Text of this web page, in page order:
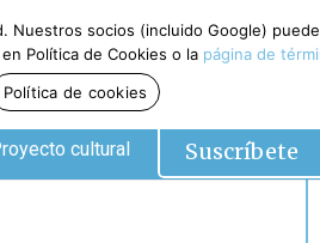
cultural Suscríbete
socios (incluido Google)
Política de Cookies o la página de
Política de cookies